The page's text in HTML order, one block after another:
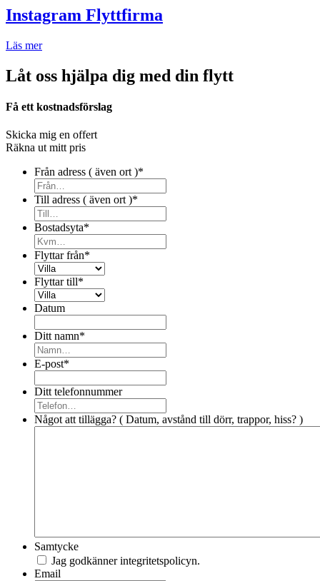
Instagram Flyttfirma
Läs mer
Låt oss hjälpa dig med din flytt
Få ett kostnadsförslag
Skicka mig en offert
Räkna ut mitt pris
Från adress ( även ort )*
Till adress ( även ort )*
Bostadsyta*
Flyttar från*
Flyttar till*
Datum
Ditt namn*
E-post*
Ditt telefonnummer
Något att tillägga? ( Datum, avstånd till dörr, trappor, hiss? )
Samtycke
Jag godkänner integritetspolicyn.
Email